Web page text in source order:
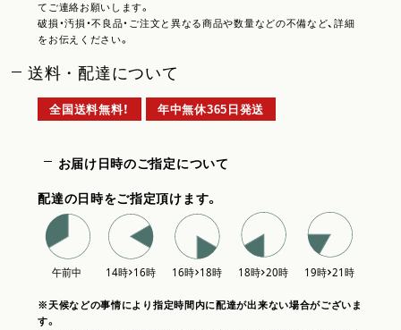
てご連絡お願いします。
破損・汚損・不良品・ご注文と異なる商品や数量などの不備など、詳細
をお伝えください。
送料・配達について
全国送料無料！ 年中無休365日発送
お届け日時のご指定について
配達の日時をご指定頂けます。
※天候などの事情により指定時間内に配達が出来ない場合がございま
す。